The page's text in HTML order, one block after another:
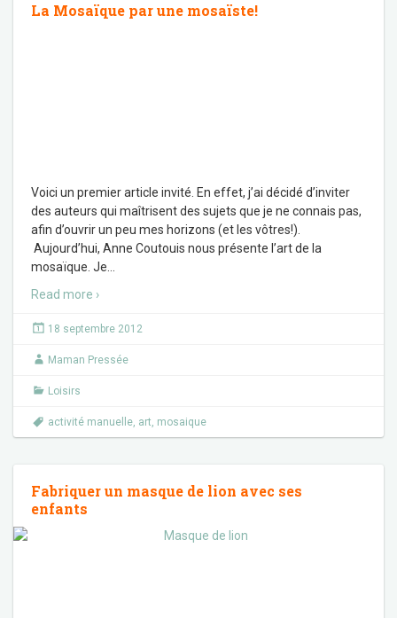
La Mosaïque par une mosaïste!
Voici un premier article invité. En effet, j’ai décidé d’inviter
des auteurs qui maîtrisent des sujets que je ne connais pas,
afin d’ouvrir un peu mes horizons (et les vôtres!).
Aujourd’hui, Anne Coutouis nous présente l’art de la
mosaïque. Je
Read more ›
18 septembre 2012
Maman Pressée
Loisirs
activité manuelle, art, mosaique
Fabriquer un masque de lion avec ses
enfants